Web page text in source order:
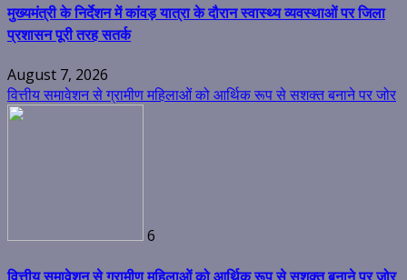
मुख्यमंत्री के निर्देशन में कांवड़ यात्रा के दौरान स्वास्थ्य व्यवस्थाओं पर जिला
प्रशासन पूरी तरह सतर्क
August 7, 2026
वित्तीय समावेशन से ग्रामीण महिलाओं को आर्थिक रूप से सशक्त बनाने पर जोर
6
वित्तीय समावेशन से ग्रामीण महिलाओं को आर्थिक रूप से सशक्त बनाने पर जोर